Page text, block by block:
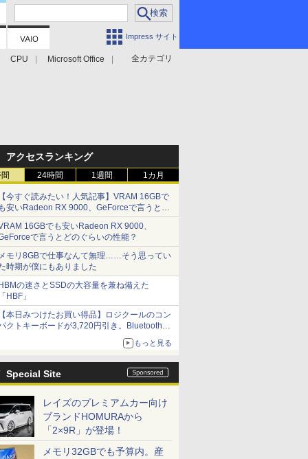
Impress サイト
全カテゴリ
CPU Microsoft Office
アクセスランキング
24時間 1週間 1カ月
今すぐ読みたい！人気記事】VRAM 16GBで
安いRadeon RX 9000、GeForceで言うとど
ぐらいの性能？ - PC Watch
16GBでも安いRadeon RX 9000、
で言うとどのぐらいの性能？
モリ8GBで仕事なんて無理……そう思ってい
時期が僕にもありました
の速さとSSDの大容量を兼ね備えた
HBF」
本日みつけたお買い得品】ロジクールのコン
クトキーボードが3,720円引き。Bluetoothで3
もっと見る
Special Site
レイズのプレミアムカー向け
ブランドHOMURAから
「2×9R」が登場！
メモリ32GBでも予算内。産